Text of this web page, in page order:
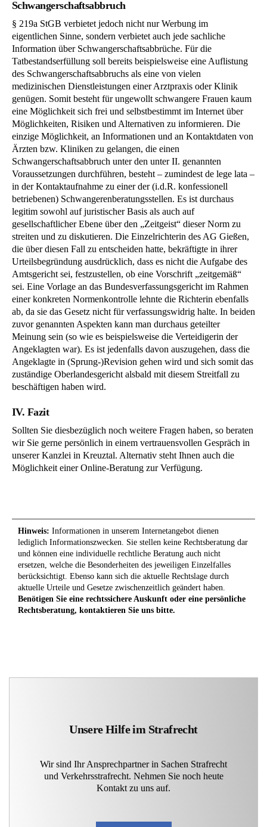
Schwangerschaftsabbruch
§ 219a StGB verbietet jedoch nicht nur Werbung im
eigentlichen Sinne, sondern verbietet auch jede sachliche
Information über Schwangerschaftsabbrüche. Für die
Tatbestandserfüllung soll bereits beispielsweise eine Auflistung
des Schwangerschaftsabbruchs als eine von vielen
medizinischen Dienstleistungen einer Arztpraxis oder Klinik
genügen. Somit besteht für ungewollt schwangere Frauen kaum
eine Möglichkeit sich frei und selbstbestimmt im Internet über
Möglichkeiten, Risiken und Alternativen zu informieren. Die
einzige Möglichkeit, an Informationen und an Kontaktdaten von
Ärzten bzw. Kliniken zu gelangen, die einen
Schwangerschaftsabbruch unter den unter II. genannten
Voraussetzungen durchführen, besteht – zumindest de lege lata –
in der Kontaktaufnahme zu einer der (i.d.R. konfessionell
betriebenen) Schwangerenberatungsstellen. Es ist durchaus
legitim sowohl auf juristischer Basis als auch auf
gesellschaftlicher Ebene über den „Zeitgeist“ dieser Norm zu
streiten und zu diskutieren. Die Einzelrichterin des AG Gießen,
die über diesen Fall zu entscheiden hatte, bekräftigte in ihrer
Urteilsbegründung ausdrücklich, dass es nicht die Aufgabe des
Amtsgericht sei, festzustellen, ob eine Vorschrift „zeitgemäß“
sei. Eine Vorlage an das Bundesverfassungsgericht im Rahmen
einer konkreten Normenkontrolle lehnte die Richterin ebenfalls
ab, da sie das Gesetz nicht für verfassungswidrig halte. In beiden
zuvor genannten Aspekten kann man durchaus geteilter
Meinung sein (so wie es beispielsweise die Verteidigerin der
Angeklagten war). Es ist jedenfalls davon auszugehen, dass die
Angeklagte in (Sprung-)Revision gehen wird und sich somit das
zuständige Oberlandesgericht alsbald mit diesem Streitfall zu
beschäftigen haben wird.
IV. Fazit
Sollten Sie diesbezüglich noch weitere Fragen haben, so beraten
wir Sie gerne persönlich in einem vertrauensvollen Gespräch in
unserer Kanzlei in Kreuztal. Alternativ steht Ihnen auch die
Möglichkeit einer Online-Beratung zur Verfügung.
Hinweis: Informationen in unserem Internetangebot dienen
lediglich Informationszwecken. Sie stellen keine Rechtsberatung dar
und können eine individuelle rechtliche Beratung auch nicht
ersetzen, welche die Besonderheiten des jeweiligen Einzelfalles
berücksichtigt. Ebenso kann sich die aktuelle Rechtslage durch
aktuelle Urteile und Gesetze zwischenzeitlich geändert haben.
Benötigen Sie eine rechtssichere Auskunft oder eine persönliche
Rechtsberatung, kontaktieren Sie uns bitte.
Unsere Hilfe im Strafrecht
Wir sind Ihr Ansprechpartner in Sachen Strafrecht
und Verkehrsstrafrecht. Nehmen Sie noch heute
Kontakt zu uns auf.